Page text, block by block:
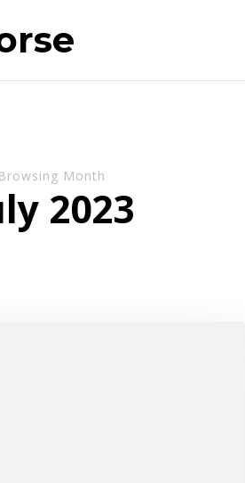
Browsing Month
2023